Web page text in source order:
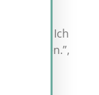
Ich
ausruhen.”,